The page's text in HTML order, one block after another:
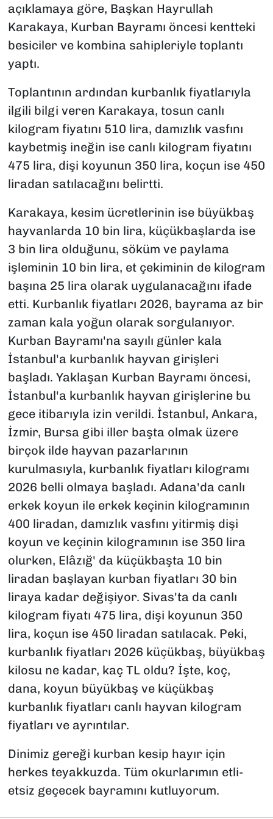
açıklamaya göre, Başkan Hayrullah
Karakaya, Kurban Bayramı öncesi kentteki
besiciler ve kombina sahipleriyle toplantı
yaptı.
Toplantının ardından kurbanlık fiyatlarıyla
ilgili bilgi veren Karakaya, tosun canlı
kilogram fiyatını 510 lira, damızlık vasfını
kaybetmiş ineğin ise canlı kilogram fiyatını
475 lira, dişi koyunun 350 lira, koçun ise 450
liradan satılacağını belirtti.
Karakaya, kesim ücretlerinin ise büyükbaş
hayvanlarda 10 bin lira, küçükbaşlarda ise
3 bin lira olduğunu, söküm ve paylama
işleminin 10 bin lira, et çekiminin de kilogram
başına 25 lira olarak uygulanacağını ifade
etti. Kurbanlık fiyatları 2026, bayrama az bir
zaman kala yoğun olarak sorgulanıyor.
Kurban Bayramı'na sayılı günler kala
İstanbul'a kurbanlık hayvan girişleri
başladı. Yaklaşan Kurban Bayramı öncesi,
İstanbul'a kurbanlık hayvan girişlerine bu
gece itibarıyla izin verildi. İstanbul, Ankara,
İzmir, Bursa gibi iller başta olmak üzere
birçok ilde hayvan pazarlarının
kurulmasıyla, kurbanlık fiyatları kilogramı
2026 belli olmaya başladı. Adana'da canlı
erkek koyun ile erkek keçinin kilogramının
400 liradan, damızlık vasfını yitirmiş dişi
koyun ve keçinin kilogramının ise 350 lira
olurken, Elâzığ' da küçükbaşta 10 bin
liradan başlayan kurban fiyatları 30 bin
liraya kadar değişiyor. Sivas'ta da canlı
kilogram fiyatı 475 lira, dişi koyunun 350
lira, koçun ise 450 liradan satılacak. Peki,
kurbanlık fiyatları 2026 küçükbaş, büyükbaş
kilosu ne kadar, kaç TL oldu? İşte, koç,
dana, koyun büyükbaş ve küçükbaş
kurbanlık fiyatları canlı hayvan kilogram
fiyatları ve ayrıntılar.
Dinimiz gereği kurban kesip hayır için
herkes teyakkuzda. Tüm okurlarımın etli-
etsiz geçecek bayramını kutluyorum.